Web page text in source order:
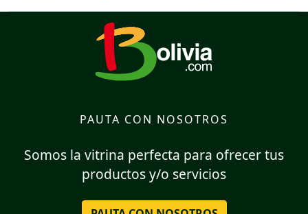
PAUTA CON NOSOTROS
Somos la vitrina perfecta para ofrecer tus
productos y/o servicios